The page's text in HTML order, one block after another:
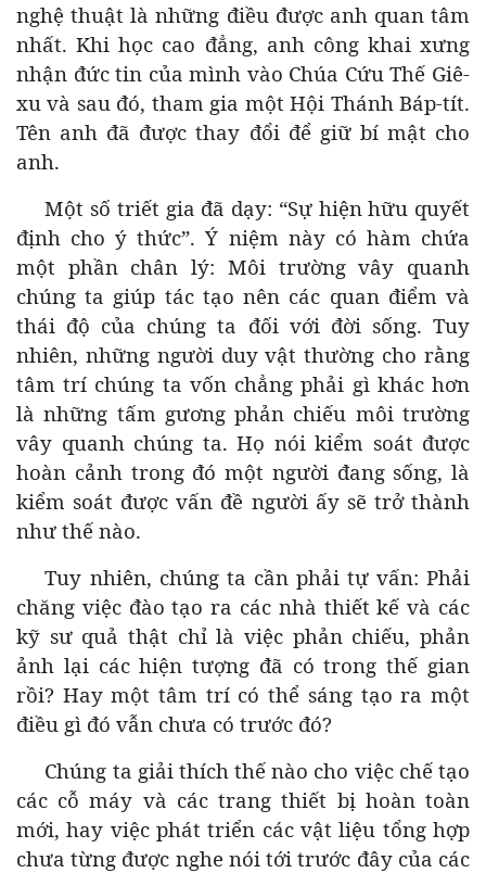
nghệ thuật là những điều được anh quan tâm
nhất. Khi học cao đẳng, anh công khai xưng
nhận đức tin của mình vào Chúa Cứu Thế Giê-
xu và sau đó, tham gia một Hội Thánh Báp-tít.
Tên anh đã được thay đổi để giữ bí mật cho
anh.
Một số triết gia đã dạy: “Sự hiện hữu quyết
định cho ý thức”. Ý niệm này có hàm chứa
một phần chân lý: Môi trường vây quanh
chúng ta giúp tác tạo nên các quan điểm và
thái độ của chúng ta đối với đời sống. Tuy
nhiên, những người duy vật thường cho rằng
tâm trí chúng ta vốn chẳng phải gì khác hơn
là những tấm gương phản chiếu môi trường
vây quanh chúng ta. Họ nói kiểm soát được
hoàn cảnh trong đó một người đang sống, là
kiểm soát được vấn đề người ấy sẽ trở thành
như thế nào.
Tuy nhiên, chúng ta cần phải tự vấn: Phải
chăng việc đào tạo ra các nhà thiết kế và các
kỹ sư quả thật chỉ là việc phản chiếu, phản
ảnh lại các hiện tượng đã có trong thế gian
rồi? Hay một tâm trí có thể sáng tạo ra một
điều gì đó vẫn chưa có trước đó?
Chúng ta giải thích thế nào cho việc chế tạo
các cỗ máy và các trang thiết bị hoàn toàn
mới, hay việc phát triển các vật liệu tổng hợp
chưa từng được nghe nói tới trước đây của các